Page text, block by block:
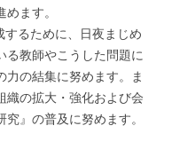
ます。
するために、日夜まじめ
る教師やこうした問題に
力の結集に努めます。ま
織の拡大・強化および会
』の普及に努めます。